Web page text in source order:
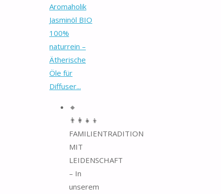
Aromaholik
Jasminöl BIO
100%
naturrein –
Ätherische
Öle für
Diffuser...
🔸
👨‍👩‍👧‍👦
FAMILIENTRADITION
MIT
LEIDENSCHAFT
– In
unserem